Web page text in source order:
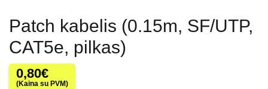
Patch kabelis (0.15m, SF/UTP,
CAT5e, pilkas)
0,80€
(Kaina su PVM)